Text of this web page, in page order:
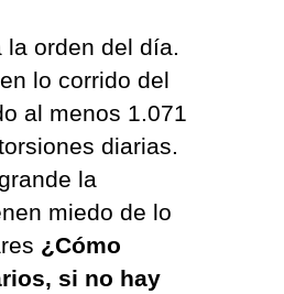
la orden del día.
lo corrido del
al menos 1.071
diarias.
la
miedo de lo
¿Cómo
si no hay